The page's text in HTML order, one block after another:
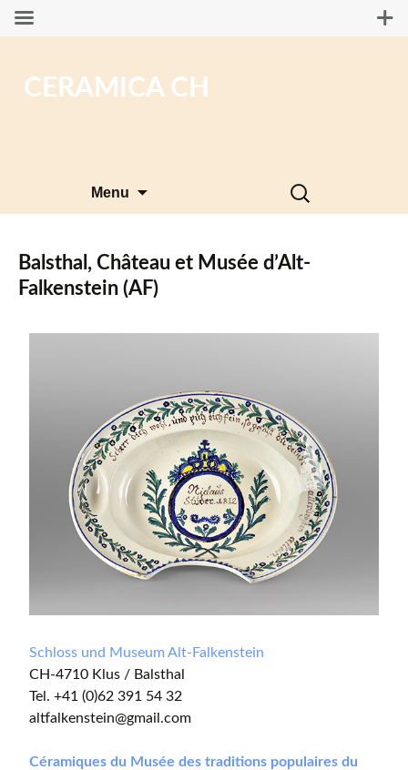
CERAMICA CH
Menu
Rechercher :
Balsthal, Château et Musée d’Alt-
Falkenstein (AF)
Schloss und Museum Alt-Falkenstein
CH-4710 Klus / Balsthal
Tel. +41 (0)62 391 54 32
altfalkenstein@gmail.com
Céramiques du Musée des traditions populaires du